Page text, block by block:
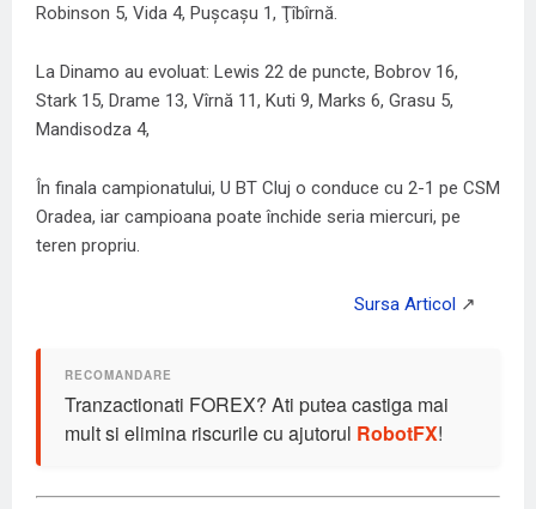
Robinson 5, Vida 4, Puşcaşu 1, Ţîbîrnă.
La Dinamo au evoluat: Lewis 22 de puncte, Bobrov 16,
Stark 15, Drame 13, Vîrnă 11, Kuti 9, Marks 6, Grasu 5,
Mandisodza 4,
În finala campionatului, U BT Cluj o conduce cu 2-1 pe CSM
Oradea, iar campioana poate închide seria miercuri, pe
teren propriu.
Tranzactionati FOREX? Ati putea castiga mai
mult si elimina riscurile cu ajutorul RobotFX!